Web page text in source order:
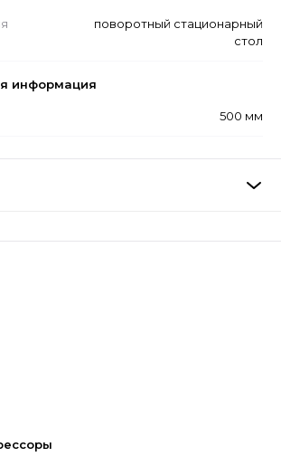
поворотный стационарный
стол
информация
500 мм